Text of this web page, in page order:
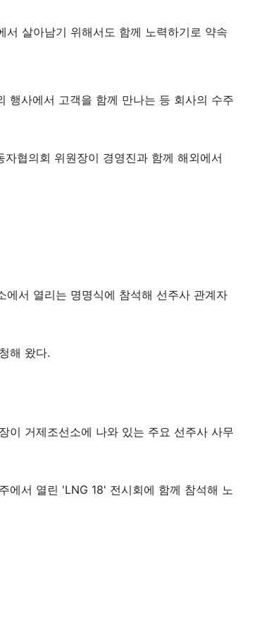
살아남기 위해서도 함께 노력하기로 약속
행사에서 고객을 함께 만나는 등 회사의 수주
협의회 위원장이 경영진과 함께 해외에서
에서 열리는 명명식에 참석해 선주사 관계자
해 왔다.
이 거제조선소에 나와 있는 주요 선주사 사무
에서 열린 'LNG 18' 전시회에 함께 참석해 노